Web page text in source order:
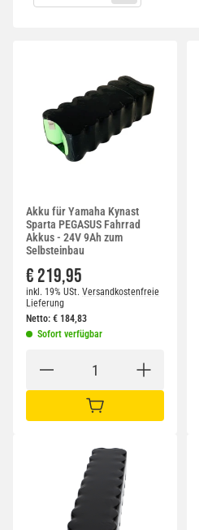
Akku für Yamaha Kynast
Sparta PEGASUS Fahrrad
Akkus - 24V 9Ah zum
Selbsteinbau
€ 219,95
inkl. 19% USt. Versandkostenfreie
Lieferung
Netto: € 184,83
Sofort verfügbar
IN DEN WARENKORB